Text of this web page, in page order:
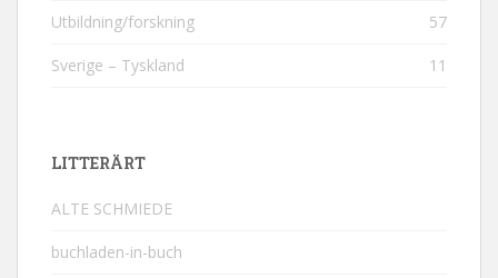
Utbildning/forskning 57
Sverige – Tyskland 11
LITTERÄRT
ALTE SCHMIEDE
buchladen-in-buch